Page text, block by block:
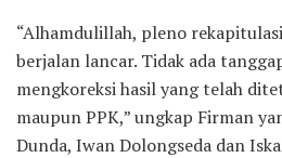
“Alhamdulillah, pleno
berjalan lancar. Tidak ada
mengkoreksi hasil yang telah
maupun PPK,” ungkap Firman
Dunda, Iwan Dolongseda dan